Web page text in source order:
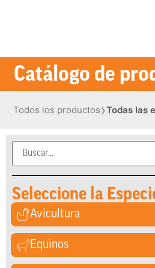
Catálogo de
Todos los productos›Todas las
Seleccione la
Avicultura
Equinos